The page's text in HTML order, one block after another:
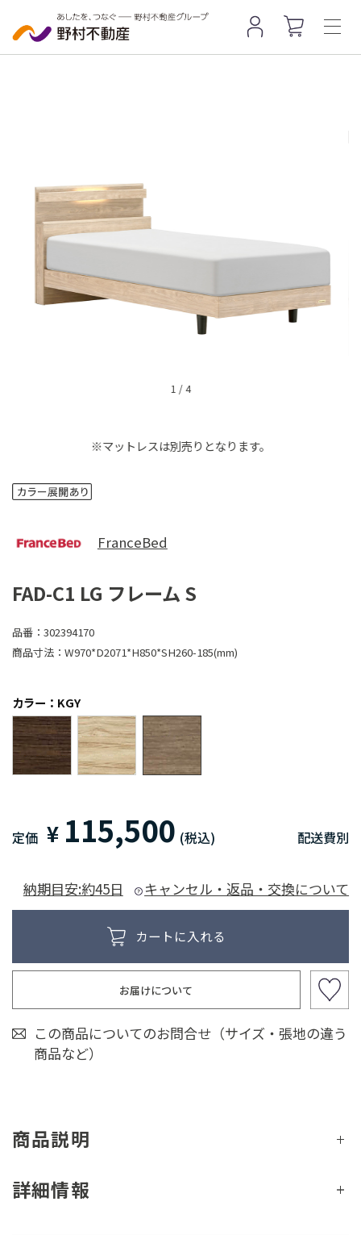
※マットレスは別売りとなります。
1 /4
FranceBed
FAD-C1 LG フレーム S
品番： 302394170
商品寸法： W970*D2071*H850*SH260-185(mm)
カラー：KGY
定価 ¥ 115,500 (税込) 配送費別
納期目安:約45日 キャンセル・返品・交換について
お届けについて
この商品についてのお問合せ（サイズ・張地の違う
商品など）
商品説明
詳細情報